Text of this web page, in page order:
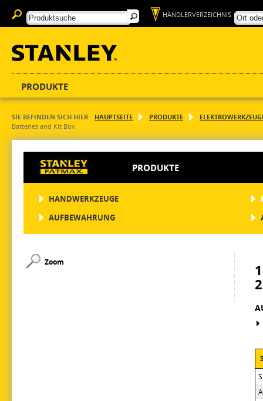
HÄNDLERVERZEICHNIS
PRODUKTE
SIE BEFINDEN SICH HIER: HAUPTSEITE PRODUKTE
Batteries and Kit Box
PRODUKTE
HANDWERKZEUGE
AUFBEWAHRUNG
Zoom